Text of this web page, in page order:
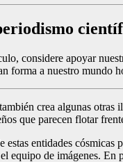
considere apoyar
forma a nuestro mundo
crea algunas
que parecen flotar
estas entidades
equipo de imágenes.